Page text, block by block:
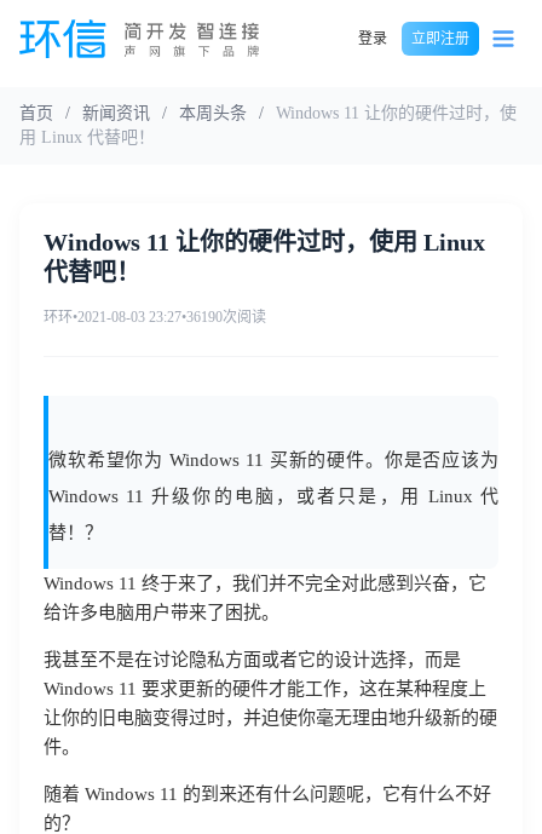
登录 立即注册
首页 / 新闻资讯 / 本周头条 /
Windows 11 让你的硬件过时，使
用 Linux 代替吧！
Windows 11 让你的硬件过时，使用 Linux
代替吧！
环环•2021-08-03 23:27•36190次阅读
微软希望你为 Windows 11 买新的硬件。你是否应该为
Windows 11 升级你的电脑，或者只是，用 Linux 代
替！？
Windows 11 终于来了，我们并不完全对此感到兴奋，它
给许多电脑用户带来了困扰。
我甚至不是在讨论隐私方面或者它的设计选择，而是
Windows 11 要求更新的硬件才能工作，这在某种程度上
让你的旧电脑变得过时，并迫使你毫无理由地升级新的硬
件。
随着 Windows 11 的到来还有什么问题呢，它有什么不好
的？